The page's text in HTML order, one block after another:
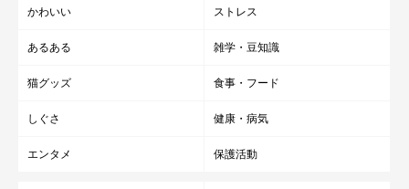
かわいい ストレス
あるある 雑学・豆知識
猫グッズ 食事・フード
しぐさ 健康・病気
エンタメ 保護活動